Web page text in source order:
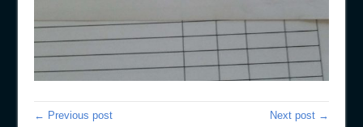
← Previous post Next post →